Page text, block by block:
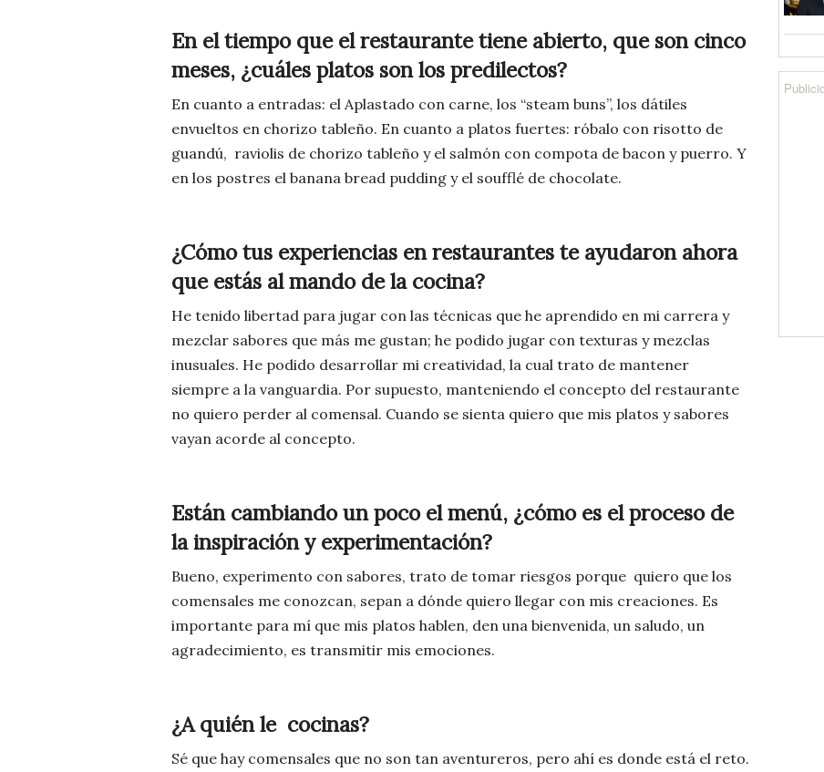
En el tiempo que el restaurante tiene abierto, que son cinco
meses, ¿cuáles platos son los predilectos?
En cuanto a entradas: el Aplastado con carne, los “steam buns”, los dátiles
envueltos en chorizo tableño. En cuanto a platos fuertes: róbalo con risotto de
guandú, raviolis de chorizo tableño y el salmón con compota de bacon y puerro. Y
en los postres el banana bread pudding y el soufflé de chocolate.
¿Cómo tus experiencias en restaurantes te ayudaron ahora
que estás al mando de la cocina?
He tenido libertad para jugar con las técnicas que he aprendido en mi carrera y
mezclar sabores que más me gustan; he podido jugar con texturas y mezclas
inusuales. He podido desarrollar mi creatividad, la cual trato de mantener
siempre a la vanguardia. Por supuesto, manteniendo el concepto del restaurante
no quiero perder al comensal. Cuando se sienta quiero que mis platos y sabores
vayan acorde al concepto.
Están cambiando un poco el menú, ¿cómo es el proceso de
la inspiración y experimentación?
Bueno, experimento con sabores, trato de tomar riesgos porque quiero que los
comensales me conozcan, sepan a dónde quiero llegar con mis creaciones. Es
importante para mí que mis platos hablen, den una bienvenida, un saludo, un
agradecimiento, es transmitir mis emociones.
¿A quién le cocinas?
Sé que hay comensales que no son tan aventureros, pero ahí es donde está el reto.